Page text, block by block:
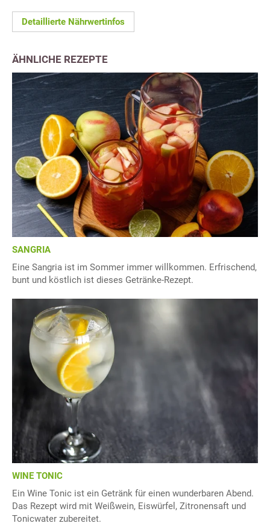
Detaillierte Nährwertinfos
ÄHNLICHE REZEPTE
SANGRIA
Eine Sangria ist im Sommer immer willkommen. Erfrischend,
bunt und köstlich ist dieses Getränke-Rezept.
WINE TONIC
Ein Wine Tonic ist ein Getränk für einen wunderbaren Abend.
Das Rezept wird mit Weißwein, Eiswürfel, Zitronensaft und
Tonicwater zubereitet.